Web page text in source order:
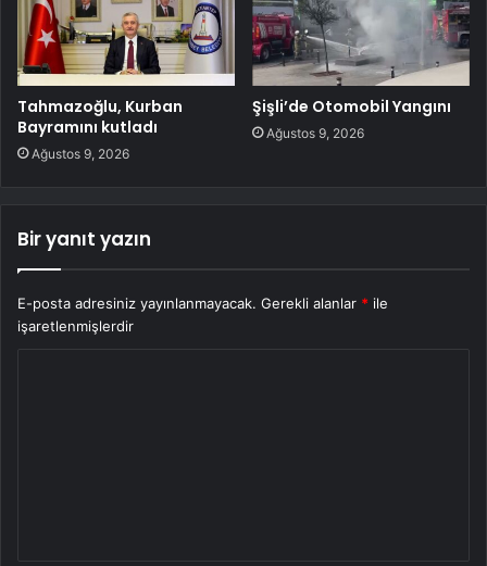
Tahmazoğlu, Kurban
Bayramını kutladı
Ağustos 9, 2026
Şişli’de Otomobil Yangını
Ağustos 9, 2026
Bir yanıt yazın
E-posta adresiniz yayınlanmayacak. Gerekli alanlar * ile
işaretlenmişlerdir